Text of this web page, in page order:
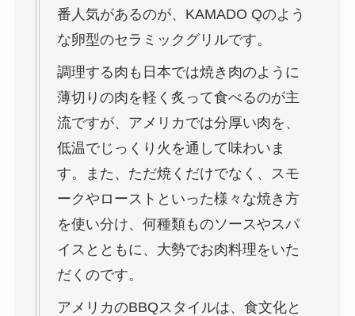
番人気があるのが、KAMADO Qのよう
な卵型のセラミックグリルです。
調理する肉も日本では焼き肉のように
薄切りの肉を軽く炙って食べるのが主
流ですが、アメリカでは分厚い肉を、
低温でじっくり火を通して味わいま
す。また、ただ焼くだけでなく、スモ
ークやローストといった様々な焼き方
を使い分け、何種類ものソースやスパ
イスとともに、大勢でお肉料理をいた
だくのです。
アメリカのBBQスタイルは、食文化と